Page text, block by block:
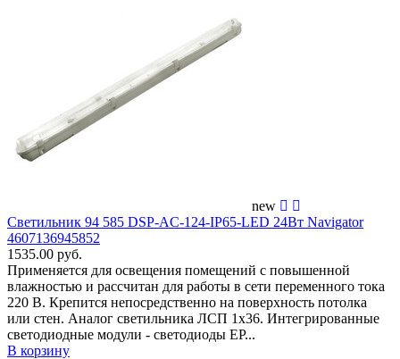
new
Светильник 94 585 DSP-AC-124-IP65-LED 24Вт Navigator
4607136945852
1535.00 руб.
Применяется для освещения помещений c повышенной
влажностью и рассчитан для работы в сети переменного тока
220 В. Крепится непосредственно на поверхность потолка
или стен. Аналог светильника ЛСП 1х36. Интегрированные
светодиодные модули - светодиоды EP...
В корзину